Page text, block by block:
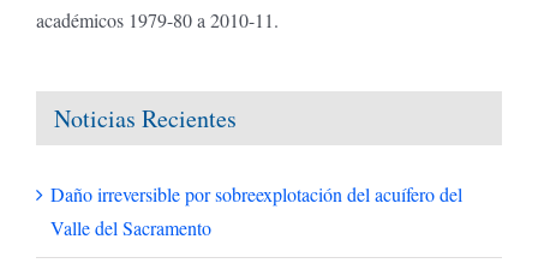
sobre el texto del Reglamento relativo a la reutilización del
agua para riego[...]
29 julio 2019
Más información